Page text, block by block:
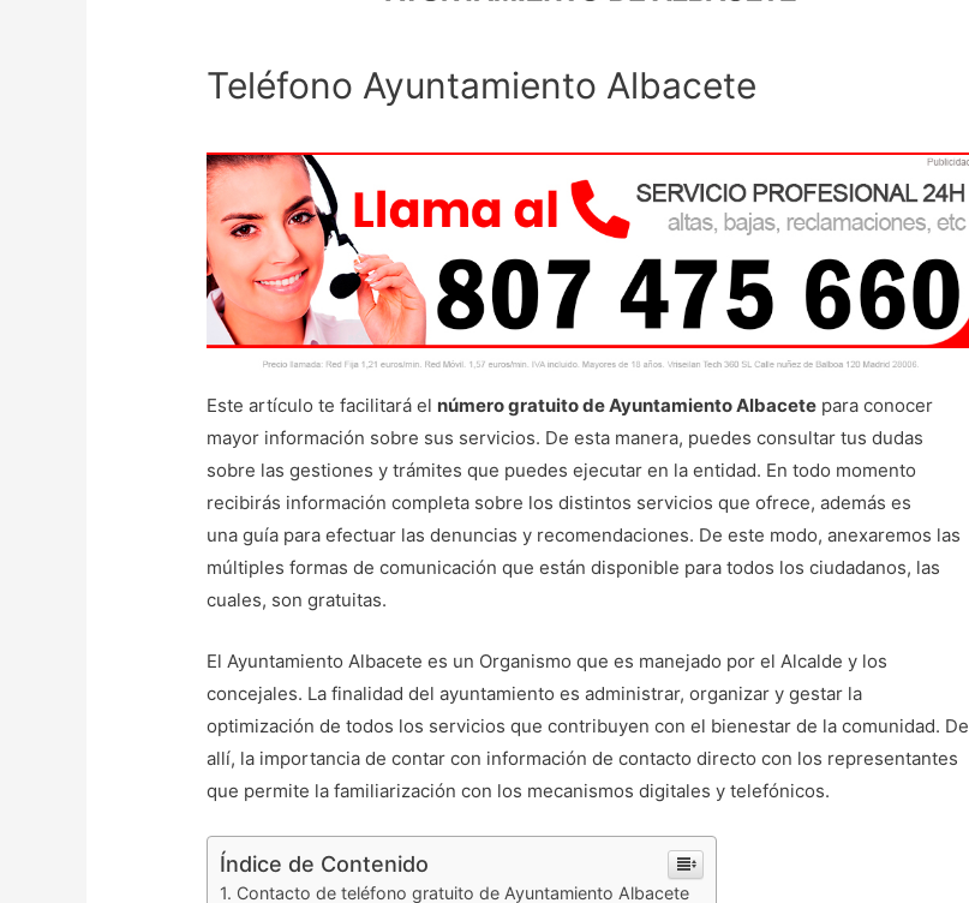
Teléfono Ayuntamiento Albacete
Este artículo te facilitará el número gratuito de Ayuntamiento Albacete para conocer
mayor información sobre sus servicios. De esta manera, puedes consultar tus dudas
sobre las gestiones y trámites que puedes ejecutar en la entidad. En todo momento
recibirás información completa sobre los distintos servicios que ofrece, además es
una guía para efectuar las denuncias y recomendaciones. De este modo, anexaremos las
múltiples formas de comunicación que están disponible para todos los ciudadanos, las
cuales, son gratuitas.
El Ayuntamiento Albacete es un Organismo que es manejado por el Alcalde y los
concejales. La finalidad del ayuntamiento es administrar, organizar y gestar la
optimización de todos los servicios que contribuyen con el bienestar de la comunidad. De
allí, la importancia de contar con información de contacto directo con los representantes
que permite la familiarización con los mecanismos digitales y telefónicos.
Índice de Contenido
Contacto de teléfono gratuito de Ayuntamiento Albacete